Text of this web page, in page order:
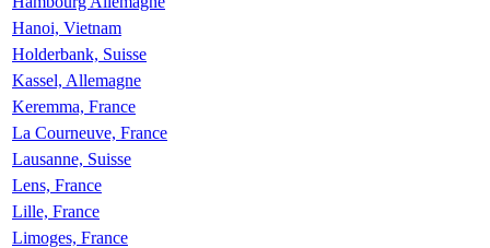
Hanoi, Vietnam
Holderbank, Suisse
Kassel, Allemagne
Keremma, France
La Courneuve, France
Lausanne, Suisse
Lens, France
Lille, France
Limoges, France